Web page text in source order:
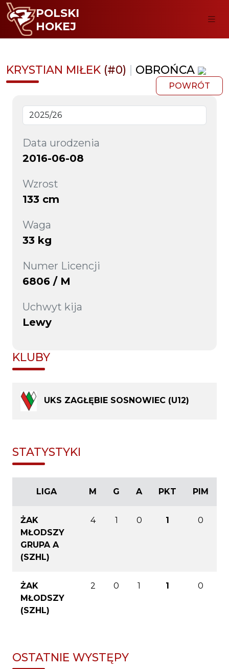
POLSKI
HOKEJ
KRYSTIAN MIŁEK (#0) | OBROŃCA
POWRÓT
Data urodzenia
2016-06-08
Wzrost
133 cm
Waga
33 kg
Numer Licencji
6806 / M
Uchwyt kija
Lewy
KLUBY
UKS ZAGŁĘBIE SOSNOWIEC (U12)
STATYSTYKI
LIGA M G A PKT PIM
ŻAK
MŁODSZY
GRUPA A
(SZHL)
4 1 0 1 0
ŻAK
MŁODSZY
(SZHL)
2 0 1 1 0
OSTATNIE WYSTĘPY